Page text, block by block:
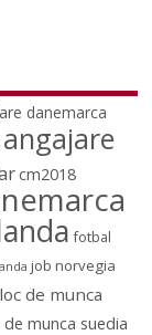
danemarca
angajare
cm2018
fotbal
job norvegia
loc de munca
de munca suedia